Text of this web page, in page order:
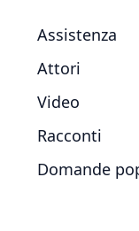
Assistenza
Attori
Video
Racconti
Domande